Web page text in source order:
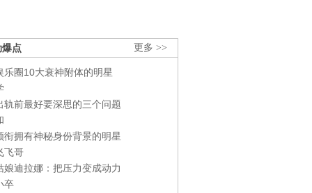
更多 >>
爆点
乐圈10大衰神附体的明星
轨前最好要深思的三个问题
衔拥有神秘身份背景的明星
飞哥
娘迪拉娜：把压力变成动力
卒